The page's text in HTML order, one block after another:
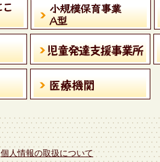
個人情報の取扱について